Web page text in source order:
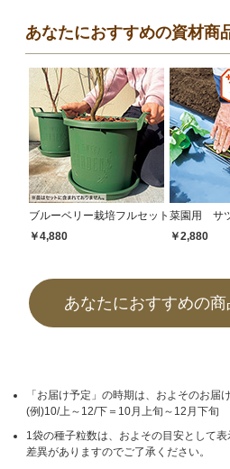
あなたにおすすめの資材商
ブルーベリー栽培フルセット
￥4,880
菜園用 サ
￥2,880
あなたにおすすめの
「お届け予定」の時期は、およそのお届
(例)10/上～12/下＝10月上旬～12月下旬
1袋の種子粒数は、およその目安として
差異がありますのでご了承ください。